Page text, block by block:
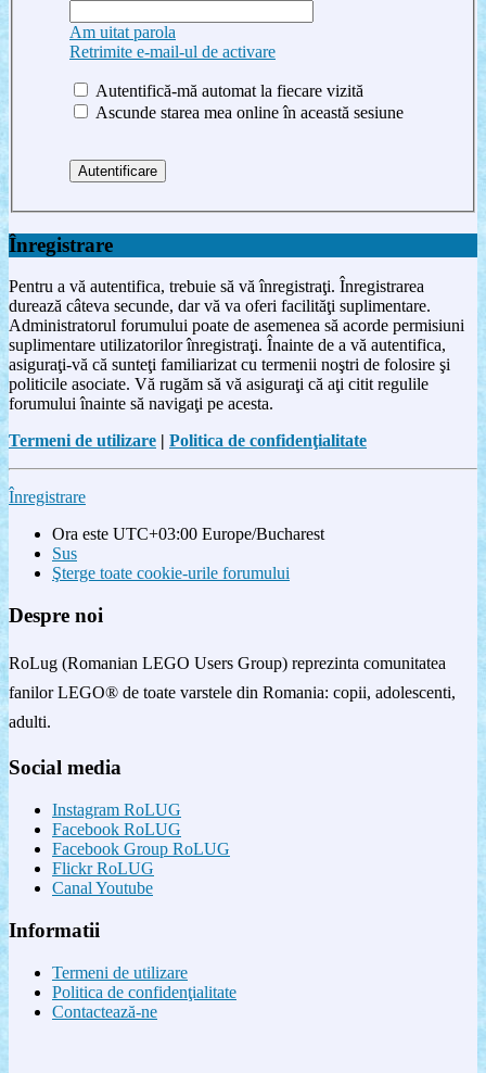
Am uitat parola
Retrimite e-mail-ul de activare
Autentifică-mă automat la fiecare vizită
Ascunde starea mea online în această sesiune
Înregistrare
Pentru a vă autentifica, trebuie să vă înregistraţi. Înregistrarea
durează câteva secunde, dar vă va oferi facilităţi suplimentare.
Administratorul forumului poate de asemenea să acorde permisiuni
suplimentare utilizatorilor înregistraţi. Înainte de a vă autentifica,
asiguraţi-vă că sunteţi familiarizat cu termenii noştri de folosire şi
politicile asociate. Vă rugăm să vă asiguraţi că aţi citit regulile
forumului înainte să navigaţi pe acesta.
Termeni de utilizare | Politica de confidenţialitate
Înregistrare
Ora este UTC+03:00 Europe/Bucharest
Sus
Şterge toate cookie-urile forumului
Despre noi
RoLug (Romanian LEGO Users Group) reprezinta comunitatea
fanilor LEGO® de toate varstele din Romania: copii, adolescenti,
adulti.
Social media
Instagram RoLUG
Facebook RoLUG
Facebook Group RoLUG
Flickr RoLUG
Canal Youtube
Informatii
Termeni de utilizare
Politica de confidenţialitate
Contactează-ne